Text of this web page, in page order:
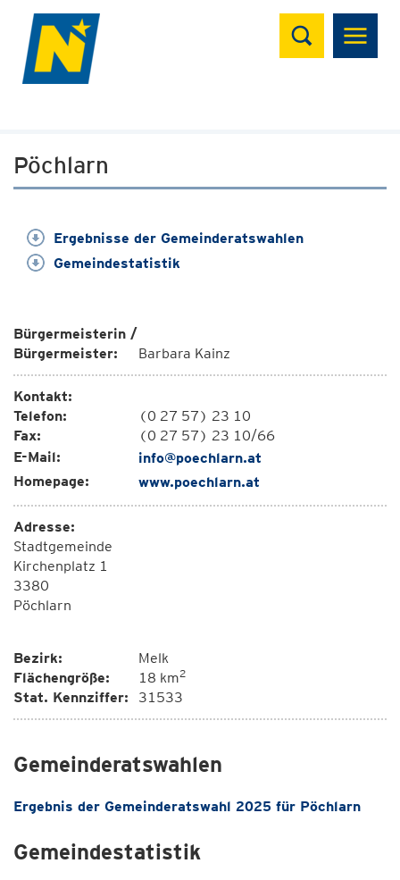
Suchen
Pöchlarn
Ergebnisse der Gemeinderatswahlen
Gemeindestatistik
Bürgermeisterin /
Bürgermeister:
Barbara Kainz
Kontakt:
Telefon:
(0 27 57) 23 10
Fax:
(0 27 57) 23 10/66
E-Mail:
info@poechlarn.at
Homepage:
www.poechlarn.at
Adresse:
Stadtgemeinde
Kirchenplatz 1
3380
Pöchlarn
Bezirk:
Melk
Flächengröße:
18 km2
Stat. Kennziffer: 31533
Gemeinderatswahlen
Ergebnis der Gemeinderatswahl 2025 für Pöchlarn
Gemeindestatistik